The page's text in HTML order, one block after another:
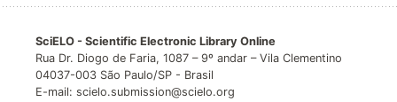
SciELO - Scientific Electronic Library Online
Rua Dr. Diogo de Faria, 1087 – 9º andar – Vila Clementino
04037-003 São Paulo/SP - Brasil
E-mail: scielo.submission@scielo.org